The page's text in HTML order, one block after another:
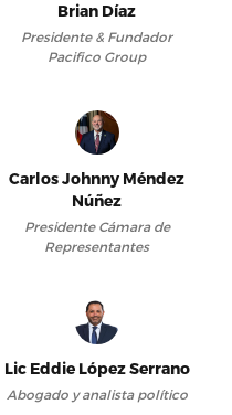
Brian Díaz
Presidente & Fundador
Pacifico Group
Carlos Johnny Méndez
Núñez
Presidente Cámara de
Representantes
Lic Eddie López Serrano
Abogado y analista político